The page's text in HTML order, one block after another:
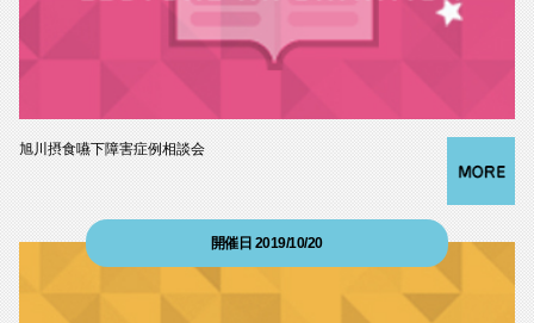
旭川摂食嚥下障害症例相談会
開催日 2019/10/20